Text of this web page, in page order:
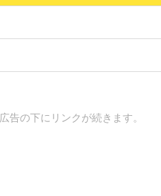
広告の下にリンクが続きます。